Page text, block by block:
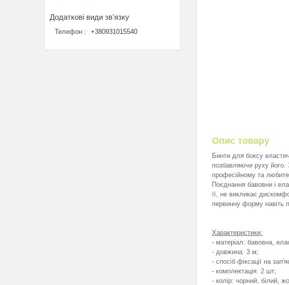
Опис товару
Бинти для боксу
позбавляючи руху його.
професійному та
Поєднання бавовни і
її, не викликає
первинну форму навіть
Характеристики:
- матеріал: бавовна,
- довжина: 3 м;
- спосіб фіксації на
- комплектація: 2 шт;
- колір: чорний, білий,
Телефон +380931015540